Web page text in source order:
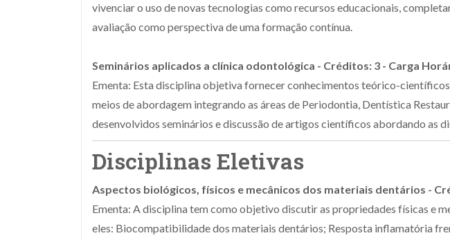
vivenciar o uso de novas tecnologias como recursos educacionais,
avaliação como perspectiva de uma formação contínua.
Seminários aplicados a clínica odontológica - Créditos: 3 - Carga
Ementa: Esta disciplina objetiva fornecer conhecimentos teórico-
meios de abordagem integrando as áreas de Periodontia, Dentística
desenvolvidos seminários e discussão de artigos científicos abordando
Disciplinas Eletivas
Aspectos biológicos, físicos e mecânicos dos materiais dentários -
Ementa: A disciplina tem como objetivo discutir as propriedades físicas e
eles: Biocompatibilidade dos materiais dentários; Resposta inflamatória